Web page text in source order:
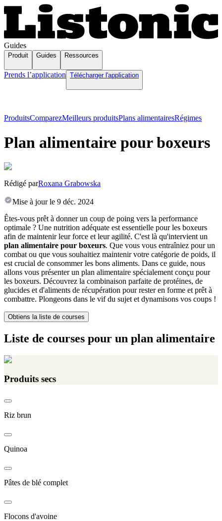
Guides
Produit Guides Ressources
Prends l’application Télécharger l'application
ProduitsComparezMeilleurs produitsPlans alimentairesRégimes
Plan alimentaire pour boxeurs
Rédigé parRoxana Grabowska
Mise à jour le 9 déc. 2024
Êtes-vous prêt à donner un coup de poing vers la performance
optimale ? Une nutrition adéquate est essentielle pour les boxeurs
afin de maintenir leur force et leur agilité. C'est là qu'intervient un
plan alimentaire pour boxeurs. Que vous vous entraîniez pour un
combat ou que vous souhaitiez maintenir votre catégorie de poids, il
est crucial de consommer les bons aliments. Dans ce guide, nous
allons vous présenter un plan alimentaire spécialement conçu pour
les boxeurs. Découvrez la combinaison parfaite de protéines, de
glucides et d'aliments de récupération pour rester en forme et prêt à
combattre. Plongeons dans le vif du sujet et dynamisons vos coups !
Obtiens la liste de courses
Liste de courses pour un plan alimentaire
Produits secs
Riz brun
Quinoa
Pâtes de blé complet
Flocons d'avoine